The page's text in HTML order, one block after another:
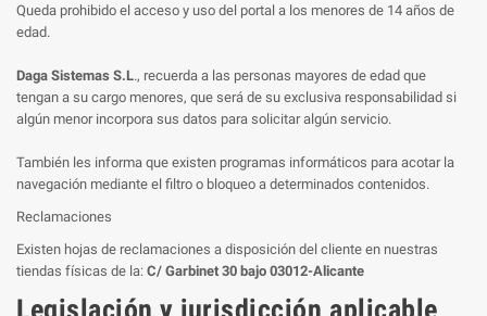
Queda prohibido el acceso y uso del portal a los menores de 14 años de
edad.
Daga Sistemas S.L., recuerda a las personas mayores de edad que
tengan a su cargo menores, que será de su exclusiva responsabilidad si
algún menor incorpora sus datos para solicitar algún servicio.
También les informa que existen programas informáticos para acotar la
navegación mediante el filtro o bloqueo a determinados contenidos.
Reclamaciones
Existen hojas de reclamaciones a disposición del cliente en nuestras
tiendas físicas de la: C/ Garbinet 30 bajo 03012-Alicante
Legislación y jurisdicción aplicable